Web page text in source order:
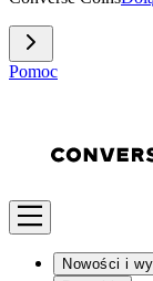
Pomoc
Nowości i